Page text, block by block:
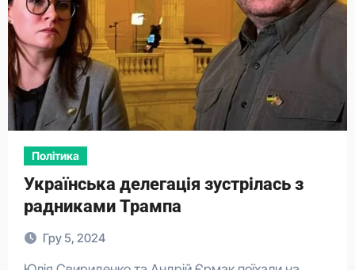
Політика
Українська делегація зустрілась з
радниками Трампа
Гру 5, 2024